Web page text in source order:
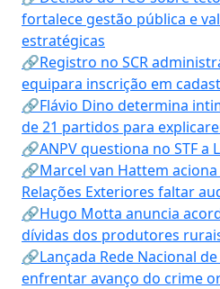
fortalece gestão pública e
estratégicas
🔗Registro no SCR
equipara inscrição em
🔗Flávio Dino determina
de 21 partidos para
🔗ANPV questiona no STF a
🔗Marcel van Hattem
Relações Exteriores faltar
🔗Hugo Motta anuncia
dívidas dos produtores
🔗Lançada Rede Nacional
enfrentar avanço do crime